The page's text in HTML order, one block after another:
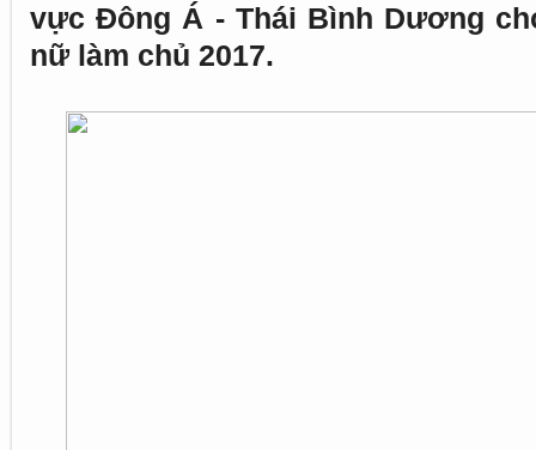
vực Đông Á - Thái Bình Dương
nữ làm chủ 2017.